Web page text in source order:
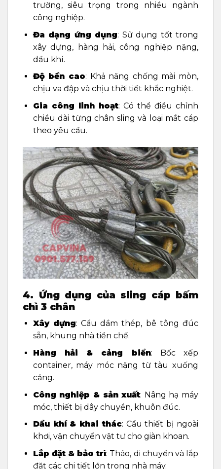
trường, siêu trọng trong nhiều ngành
công nghiệp.
Đa dạng ứng dụng: Sử dụng tốt trong
xây dựng, hàng hải, công nghiệp nặng,
dầu khí.
Độ bền cao: Khả năng chống mài mòn,
chịu va đập và chịu thời tiết khắc nghiệt.
Gia công linh hoạt: Có thể điều chỉnh
chiều dài từng chân sling và loại mắt cáp
theo yêu cầu.
4. Ứng dụng của sling cáp bấm
chì 3 chân
Xây dựng: Cẩu dầm thép, bê tông đúc
sẵn, khung nhà tiền chế.
Hàng hải & cảng biển: Bốc xếp
container, máy móc nặng từ tàu xuống
cảng.
Công nghiệp & sản xuất: Nâng hạ máy
móc, thiết bị dây chuyền, khuôn đúc.
Dầu khí & khai thác: Cẩu thiết bị ngoài
khơi, vận chuyển vật tư cho giàn khoan.
Lắp đặt & bảo trì: Tháo, di chuyển và lắp
đặt các chi tiết lớn trong nhà máy.